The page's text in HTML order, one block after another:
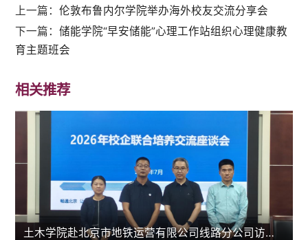
上一篇：伦敦布鲁内尔学院举办海外校友交流分享会
下一篇：储能学院“早安储能”心理工作站组织心理健康教
育主题班会
相关推荐
土木学院赴北京市地铁运营有限公司线路分公司访企拓岗